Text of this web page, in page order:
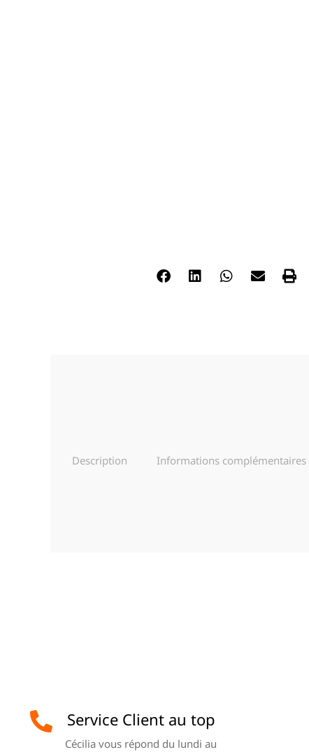
Description Informations complémentaires
Service Client au top
Cécilia vous répond du lundi au